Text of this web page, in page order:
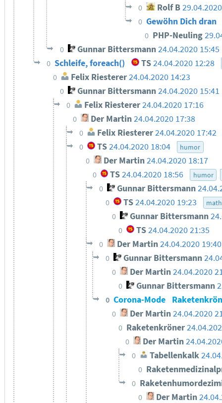
0 Rolf B
0 Gewöhn Dich dran
0 PHP-Neuling
0 Gunnar Bittersmann24.04.2020 15:45
0 Schleife, foreach() TS24.04.2020 12:28
0 Felix Riesterer24.04.2020 14:23
0 Gunnar Bittersmann24.04.2020 15:41
0 Felix Riesterer 24.04.2020 17:16
0 Der Martin24.04.2020 17:38
0 Felix Riesterer24.04.2020 17:42
0 TS24.04.2020 18:04 humor
0 Der Martin24.04.2020 18:17
0 TS24.04.2020 18:56 humor
0 Gunnar Bittersmann
0 TS24.04.2020 19:23
0 Gunnar Bittersmann
0 TS24.04.2020 21:35
0 Der Martin 24.04.2020 19:40
0 Gunnar Bittersmann
0 Der Martin24.04.2020
0 Gunnar Bittersmann
0 Corona-Mode
0 Der Martin24.04.2020
0 Raketenkröner
0 Der Martin
0 Tabellenkalk
0
0
0 Der Martin